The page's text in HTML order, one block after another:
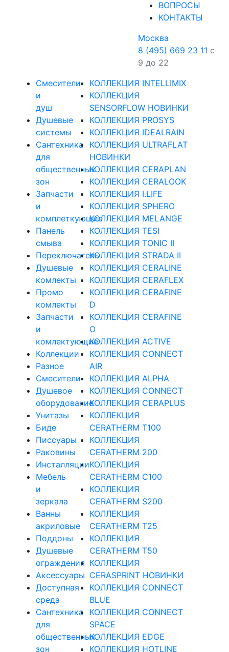
ВОПРОСЫ
КОНТАКТЫ
Москва
8 (495) 669 23 11 с
9 до 22
Смесители
и
душ
Душевые
системы
Сантехника
для
общественных
зон
Запчасти
и
комплеткующие
Панель
смыва
Переключатель
Душевые
комлекты
Промо
комлекты
Запчасти
и
комлектующие
Коллекции
Разное
Смесители
Душевое
оборудование
Унитазы
Биде
Писсуары
Раковины
Инсталляции
Мебель
и
зеркала
Ванны
акриловые
Поддоны
Душевые
ограждения
Аксессуары
Доступная
среда
Cантехника
для
общественных
зон
КОЛЛЕКЦИЯ INTELLIMIX
КОЛЛЕКЦИЯ
SENSORFLOW НОВИНКИ
КОЛЛЕКЦИЯ PROSYS
КОЛЛЕКЦИЯ IDEALRAIN
КОЛЛЕКЦИЯ ULTRAFLAT
НОВИНКИ
КОЛЛЕКЦИЯ CERAPLAN
КОЛЛЕКЦИЯ CERALOOK
КОЛЛЕКЦИЯ I.LIFE
КОЛЛЕКЦИЯ SPHERO
КОЛЛЕКЦИЯ MELANGE
КОЛЛЕКЦИЯ TESI
КОЛЛЕКЦИЯ TONIC II
КОЛЛЕКЦИЯ STRADA II
КОЛЛЕКЦИЯ CERALINE
КОЛЛЕКЦИЯ CERAFLEX
КОЛЛЕКЦИЯ CERAFINE
D
КОЛЛЕКЦИЯ CERAFINE
O
КОЛЛЕКЦИЯ ACTIVE
КОЛЛЕКЦИЯ CONNECT
AIR
КОЛЛЕКЦИЯ ALPHA
КОЛЛЕКЦИЯ CONNECT
КОЛЛЕКЦИЯ CERAPLUS
КОЛЛЕКЦИЯ
CERATHERM T100
КОЛЛЕКЦИЯ
CERATHERM 200
КОЛЛЕКЦИЯ
CERATHERM C100
КОЛЛЕКЦИЯ
CERATHERM S200
КОЛЛЕКЦИЯ
CERATHERM T25
КОЛЛЕКЦИЯ
CERATHERM T50
КОЛЛЕКЦИЯ
CERASPRINT НОВИНКИ
КОЛЛЕКЦИЯ CONNECT
BLUE
КОЛЛЕКЦИЯ CONNECT
SPACE
КОЛЛЕКЦИЯ EDGE
КОЛЛЕКЦИЯ HOTLINE